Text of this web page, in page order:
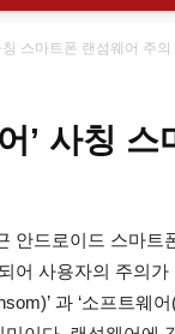
스마트폰 랜섬웨어 주의
’ 사칭
안드로이드 스마
어 사용자의 주의
과 ‘소프트웨